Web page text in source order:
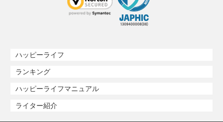
ハッピーライフ
ランキング
ハッピーライフマニュアル
ライター紹介